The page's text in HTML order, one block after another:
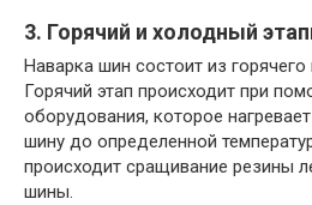
3. Горячий и холодный
Наварка шин состоит из горячего
Горячий этап происходит при
оборудования, которое
шину до определенной
происходит сращивание резины
шины.